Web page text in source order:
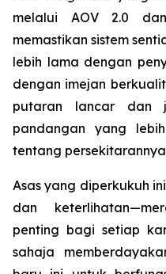
melalui AOV 2.0
memastikan sistem
lebih lama dengan
dengan imejan
putaran lancar dan
pandangan yang
tentang
Asas yang diperkukuh
dan
penting bagi setiap
sahaja